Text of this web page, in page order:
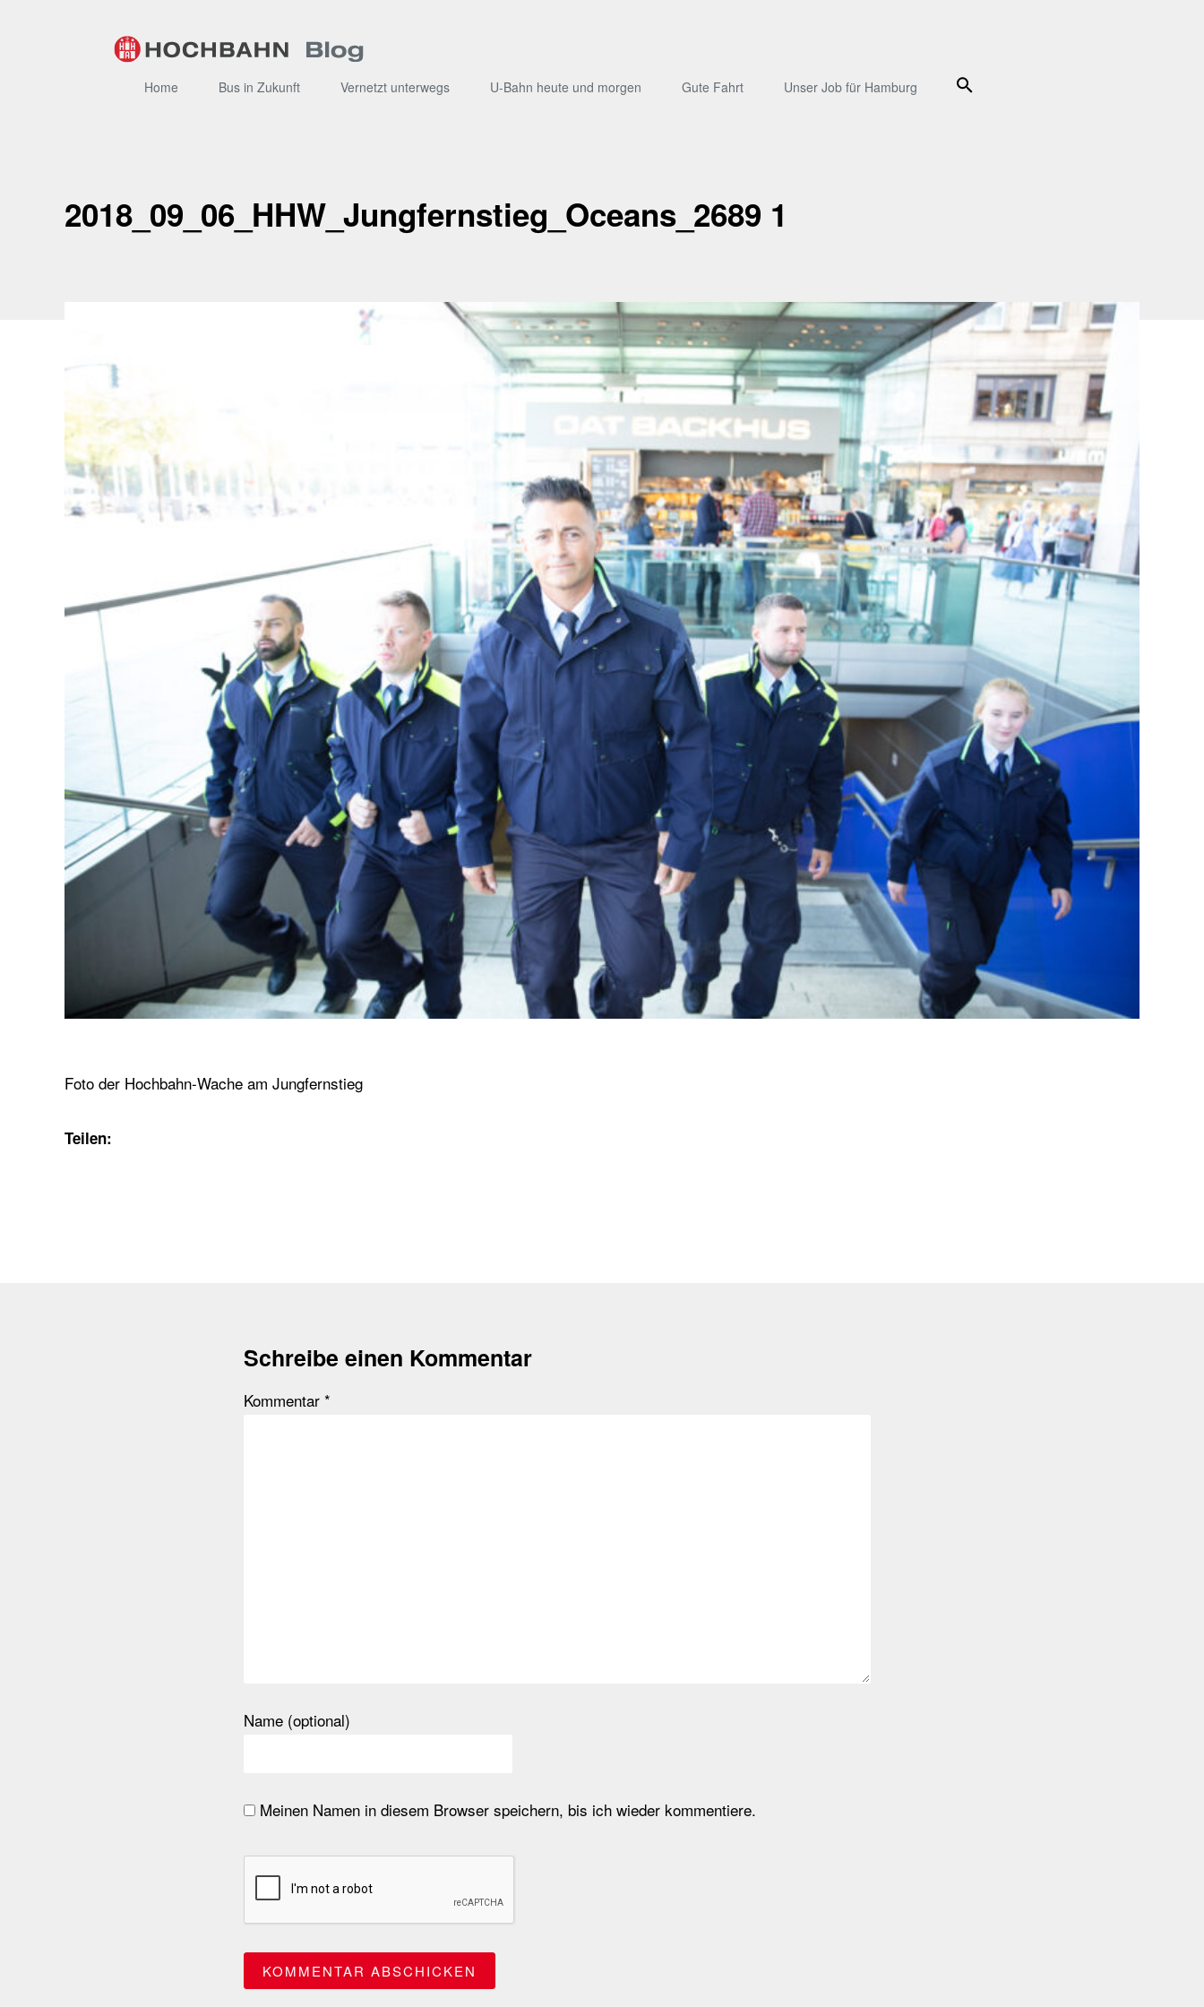
Home Bus in Zukunft Vernetzt unterwegs U-Bahn heute und morgen Gute Fahrt Unser Job für Hamburg Suche
2018_09_06_HHW_Jungfernstieg_Oceans_2689 1
Foto der Hochbahn-Wache am Jungfernstieg
Teilen:
Schreibe einen Kommentar
Kommentar *
Name (optional)
Meinen Namen in diesem Browser speichern, bis ich wieder kommentiere.